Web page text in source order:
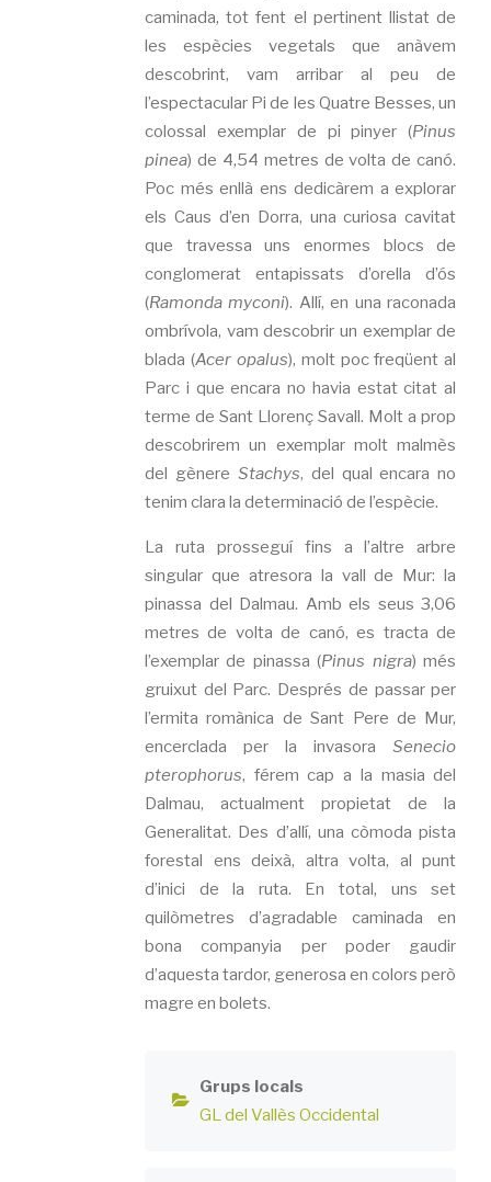
caminada, tot fent el pertinent llistat de
les espècies vegetals que anàvem
descobrint, vam arribar al peu de
l’espectacular Pi de les Quatre Besses, un
colossal exemplar de pi pinyer (Pinus
pinea) de 4,54 metres de volta de canó.
Poc més enllà ens dedicàrem a explorar
els Caus d’en Dorra, una curiosa cavitat
que travessa uns enormes blocs de
conglomerat entapissats d’orella d’ós
(Ramonda myconi). Allí, en una raconada
ombrívola, vam descobrir un exemplar de
blada (Acer opalus), molt poc freqüent al
Parc i que encara no havia estat citat al
terme de Sant Llorenç Savall. Molt a prop
descobrirem un exemplar molt malmès
del gènere Stachys, del qual encara no
tenim clara la determinació de l’espècie.
La ruta prosseguí fins a l’altre arbre
singular que atresora la vall de Mur: la
pinassa del Dalmau. Amb els seus 3,06
metres de volta de canó, es tracta de
l’exemplar de pinassa (Pinus nigra) més
gruixut del Parc. Després de passar per
l’ermita romànica de Sant Pere de Mur,
encerclada per la invasoraSenecio
pterophorus, férem cap a la masia del
Dalmau, actualment propietat de la
Generalitat. Des d’allí, una còmoda pista
forestal ens deixà, altra volta, al punt
d’inici de la ruta. En total, uns set
quilòmetres d’agradable caminada en
bona companyia per poder gaudir
d’aquesta tardor, generosa en colors però
magre en bolets.
Grups locals
GL del Vallès Occidental